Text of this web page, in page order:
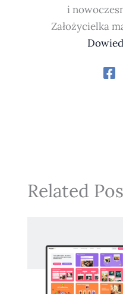
i
Założycielka
Related